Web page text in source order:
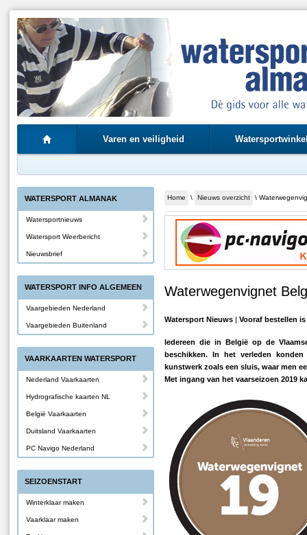
Varen en veiligheid
Home \ Nieuws overzicht \
Waterwegenvignet
Watersport Nieuws | Vooraf bestellen
Iedereen die in België op de
beschikken. In het verleden
kunstwerk zoals een sluis, waar men
Met ingang van het vaarseizoen 2019
WATERSPORT ALMANAK
Watersportnieuws
Watersport Weerbericht
Nieuwsbrief
WATERSPORT INFO ALGEMEEN
Vaargebieden Nederland
Vaargebieden Buitenland
VAARKAARTEN WATERSPORT
Nederland Vaarkaarten
Hydrografische kaarten NL
België Vaarkaarten
Duitsland Vaarkaarten
PC Navigo Nederland
SEIZOENSTART
Winterklaar maken
Vaarklaar maken